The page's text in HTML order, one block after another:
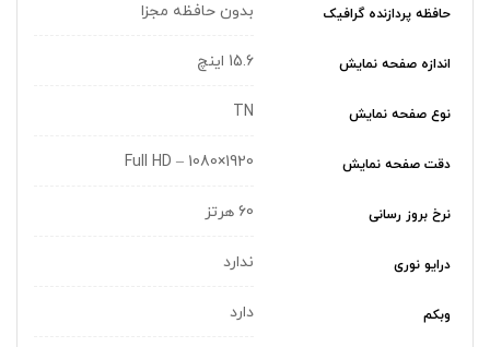
حافظه پردازنده گرافیک بدون حافظه مجزا
اندازه صفحه نمایش 15.6 اینچ
نوع صفحه نمایش TN
دقت صفحه نمایش 1920×1080 – Full HD
نرخ بروز رسانی 60 هرتز
درایو نوری ندارد
وبکم دارد